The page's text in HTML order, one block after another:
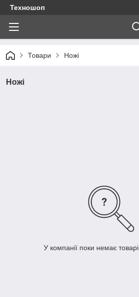
Техношоп
Товари Ножі
Ножі
У компанії поки немає